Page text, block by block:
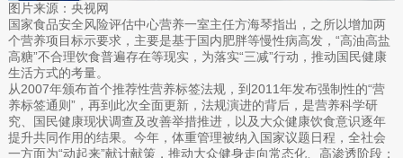
图片来源：央视网
国家食品安全风险评估中心营养一室主任方海琴指出，之所以增加两
个营养项目标示要求，主要是基于国内肥胖等慢性病高发，“高油高盐
高糖”不合理饮食普遍存在等现实，为落实“三减”行动，推动国民健康
生活方式的考量。
从2007年颁布首个推荐性营养标签法规，到2011年发布强制性的“营
养标签通则”，再到此次全面更新，法规演进的背后，是营养科学研
究、国民健康现状调查及改善举措推进，以及大众健康饮食意识逐年
提升共同作用的结果。今年，体重管理被纳入国家议题日程，全社会
一方面为“动起来”献计献策，推动大众健身走向常态化、高渗透阶段；